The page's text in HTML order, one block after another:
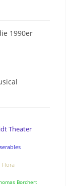
1990er
Theater
Flora
Borchert